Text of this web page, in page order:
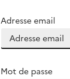
Adresse email
Mot de passe